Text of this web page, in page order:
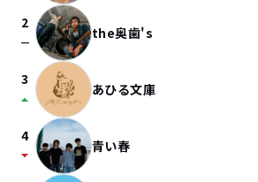
2
check_indeterminate_small the奥歯's
3
arrow_drop_up あひる文庫
4
arrow_drop_down 青い春